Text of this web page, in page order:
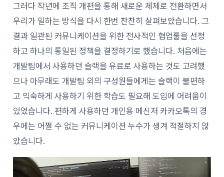
그러다 작년에 조직 개편을 통해 새로운 체제로 전환하면서
우리가 일하는 방식을 다시 한번 찬찬히 살펴보았습니다. 그
결과 일관된 커뮤니케이션을 위한 전사적인 협업툴을 선정
하고 하나의 통일된 정책을 결정하기로 했습니다. 처음에는
개발팀에서 사용하던 슬랙을 유료로 사용하는 것도 고려했
으나 아무래도 개발팀 외의 구성원들에게는 슬랙이 불편하
고 익숙하게 사용하기 위한 학습도 필요해 도입에 어려움이
있었습니다. 편하게 사용하던 개인용 메신저 카카오톡의 경
우에는 어쩔 수 없는 커뮤니케이션 누수가 생겨 적절하지 않
았습니다.